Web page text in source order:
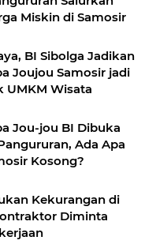
Miskin di Samosir
BI Sibolga Jadikan
Joujou Samosir jadi
UMKM Wisata
Jou-jou BI Dibuka
Ada Apa
Kosong?
Kekurangan di
Diminta